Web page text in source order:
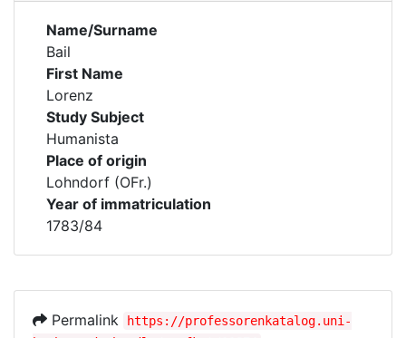
Name/Surname
Bail
First Name
Lorenz
Study Subject
Humanista
Place of origin
Lohndorf (OFr.)
Year of immatriculation
1783/84
Permalink
https://professorenkatalog.uni-